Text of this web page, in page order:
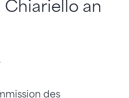
Chiariello an
des